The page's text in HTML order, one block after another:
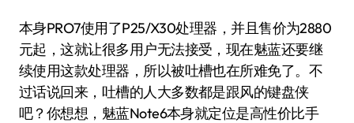
本身PRO7使用了P25/X30处理器，并且售价为2880
元起，这就让很多用户无法接受，现在魅蓝还要继
续使用这款处理器，所以被吐槽也在所难免了。不
过话说回来，吐槽的人大多数都是跟风的键盘侠
吧？你想想，魅蓝Note6本身就定位是高性价比手